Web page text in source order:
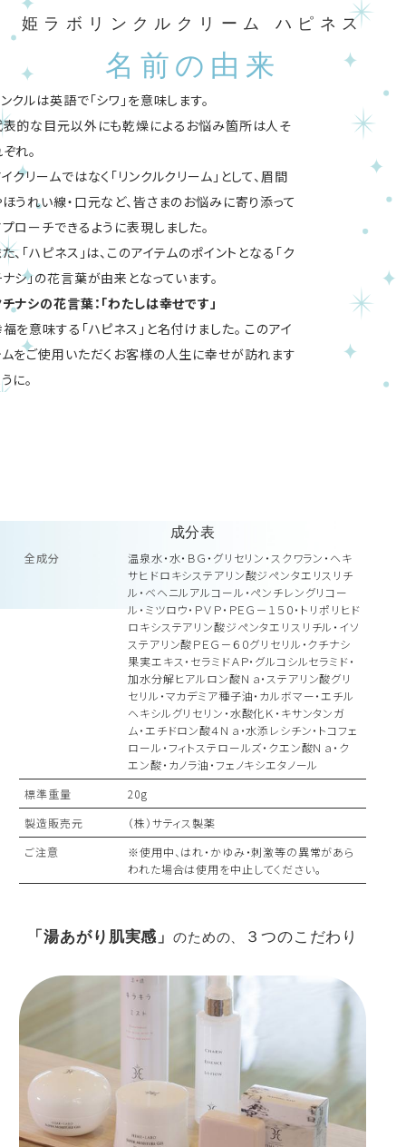
姫ラボリンクルクリーム ハピネス
名前の由来
クルは英語で「シワ」を意味します。
的な目元以外にも乾燥によるお悩み箇所は人そ
れ。
クリームではなく「リンクルクリーム」として、眉間
うれい線・口元など、皆さまのお悩みに寄り添って
ローチできるように表現しました。
、「ハピネス」は、このアイテムのポイントとなる「ク
シ」の花言葉が由来となっています。
ナシの花言葉：「わたしは幸せです」
を意味する「ハピネス」と名付けました。 このアイ
をご使用いただくお客様の人生に幸せが訪れます
に。
成分表
全成分
温泉水・水・ＢＧ・グリセリン・スクワラン・ヘキ
サヒドロキシステアリン酸ジペンタエリスリチ
ル・ベヘニルアルコール・ペンチレングリコー
ル・ミツロウ・ＰＶＰ・ＰＥＧ－１５０・トリポリヒド
ロキシステアリン酸ジペンタエリスリチル・イソ
ステアリン酸ＰＥＧ－６０グリセリル・クチナシ
果実エキス・セラミドＡＰ・グルコシルセラミド・
加水分解ヒアルロン酸Ｎａ・ステアリン酸グリ
セリル・マカデミア種子油・カルボマー・エチル
ヘキシルグリセリン・水酸化Ｋ・キサンタンガ
ム・エチドロン酸４Ｎａ・水添レシチン・トコフェ
ロール・フィトステロールズ・クエン酸Ｎａ・ク
エン酸・カノラ油・フェノキシエタノール
標準重量
20g
製造販売元
（株）サティス製薬
ご注意
※使用中、はれ・かゆみ・刺激等の異常があら
われた場合は使用を中止してください。
「湯あがり肌実感」のための、 ３つのこだわり